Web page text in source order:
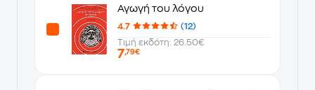
Αγωγή του λόγου
4.7
(12)
Τιμή εκδότη: 26.50€
7,79€